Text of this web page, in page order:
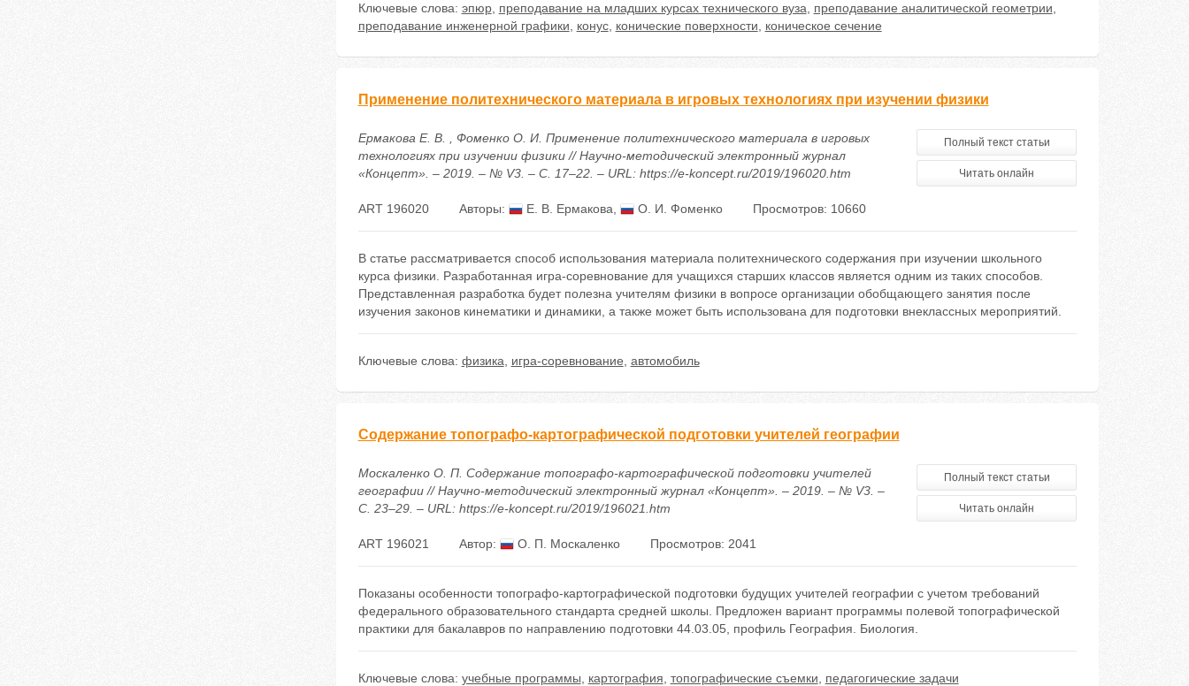
Ключевые слова: эпюр, преподавание на младших курсах технического вуза преподавание аналитической геометрии
преподавание инженерной графики
конус, конические поверхности коническое сечение
Применение политехнического материала в игровых технологиях при изучении физики
Ермакова Е. В. , Фоменко О. И. Применение политехнического материала в игровых
технологиях при изучении физики // Научно-методический электронный журнал
«Концепт». – 2019. – № V3. – С. 17–22. – URL: https://e-koncept.ru/2019/196020.htm
Полный текст статьи
Читать онлайн
ART 196020 Авторы: Е. В. Ермакова О. И. Фоменко Просмотров: 10660
В статье рассматривается способ использования материала политехнического содержания при изучении школьного
курса физики. Разработанная игра-соревнование для учащихся старших классов является одним из таких способов.
Представленная разработка будет полезна учителям физики в вопросе организации обобщающего занятия после
изучения законов кинематики и динамики, а также может быть использована для подготовки внеклассных мероприятий.
Ключевые слова: физика игра-соревнование автомобиль
Содержание топографо-картографической подготовки учителей географии
Москаленко О. П. Содержание топографо-картографической подготовки учителей
географии // Научно-методический электронный журнал «Концепт». – 2019. – № V3. –
С. 23–29. – URL: https://e-koncept.ru/2019/196021.htm
Полный текст статьи
Читать онлайн
ART 196021 Автор: О. П. Москаленко Просмотров: 2041
Показаны особенности топографо-картографической подготовки будущих учителей географии с учетом требований
федерального образовательного стандарта средней школы. Предложен вариант программы полевой топографической
практики для бакалавров по направлению подготовки 44.03.05, профиль География. Биология.
Ключевые слова: учебные программы картография топографические съемки педагогические задачи